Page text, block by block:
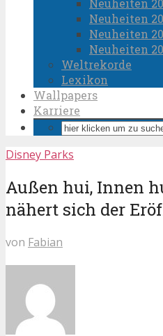
Neuheiten
Neuheiten
Neuheiten
Neuheiten
Weltrekorde
Lexikon
Wallpapers
Karriere
Disney Parks
Außen hui, Innen
nähert sich der
von Fabian